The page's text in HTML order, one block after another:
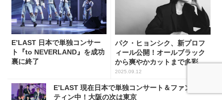
E’LAST 日本で単独コンサー
ト『to NEVERLAND』を成功
裏に終了
パク・ヒョンシク、新プロフ
ィール公開！オールブラック
から爽やかカットまで多彩な
魅力
2025.09.12
E’LAST 現在日本で単独コンサート＆ファンミー
ティン中！大阪の次は東京